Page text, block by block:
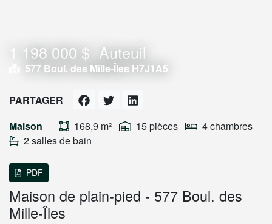
1 198 000 $ Auteuil
577 Boul. des Mille-Îles H7J1A5
Maison 168,9 m² 15 pièces
4 chambres
2 salles de bain
PARTAGER
PDF
Maison de plain-pied - 577 Boul. des
Mille-Îles